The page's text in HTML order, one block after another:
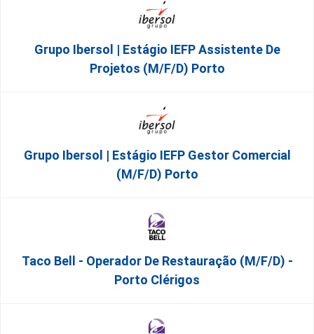
Grupo Ibersol | Estágio IEFP Assistente De
Projetos (m/f/d) Porto
Grupo Ibersol | Estágio IEFP Gestor Comercial
(m/f/d) Porto
Taco Bell - Operador De Restauração (m/f/d) -
Porto Clérigos